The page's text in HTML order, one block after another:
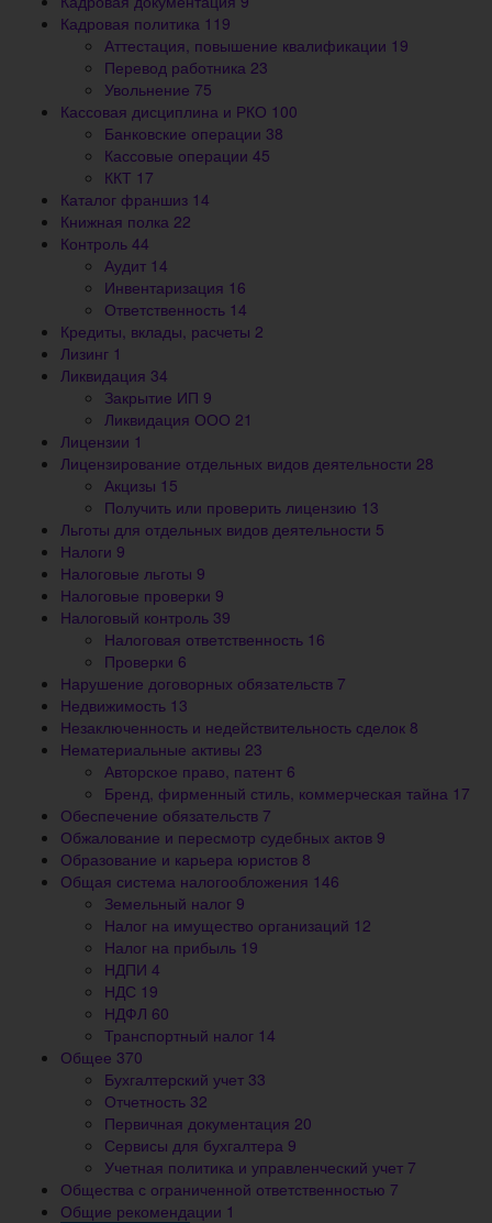
Кадровая политика 119
Аттестация, повышение квалификации 19
Перевод работника 23
Увольнение 75
Кассовая дисциплина и РКО 100
Банковские операции 38
Кассовые операции 45
ККТ 17
Каталог франшиз 14
Книжная полка 22
Контроль 44
Аудит 14
Инвентаризация 16
Ответственность 14
Кредиты, вклады, расчеты 2
Лизинг 1
Ликвидация 34
Закрытие ИП 9
Ликвидация ООО 21
Лицензии 1
Лицензирование отдельных видов деятельности 28
Акцизы 15
Получить или проверить лицензию 13
Льготы для отдельных видов деятельности 5
Налоги 9
Налоговые льготы 9
Налоговые проверки 9
Налоговый контроль 39
Налоговая ответственность 16
Проверки 6
Нарушение договорных обязательств 7
Недвижимость 13
Незаключенность и недействительность сделок 8
Нематериальные активы 23
Авторское право, патент 6
Бренд, фирменный стиль, коммерческая тайна 17
Обеспечение обязательств 7
Обжалование и пересмотр судебных актов 9
Образование и карьера юристов 8
Общая система налогообложения 146
Земельный налог 9
Налог на имущество организаций 12
Налог на прибыль 19
НДПИ 4
НДС 19
НДФЛ 60
Транспортный налог 14
Общее 370
Бухгалтерский учет 33
Отчетность 32
Первичная документация 20
Сервисы для бухгалтера 9
Учетная политика и управленческий учет 7
Общества с ограниченной ответственностью 7
Общие рекомендации 1